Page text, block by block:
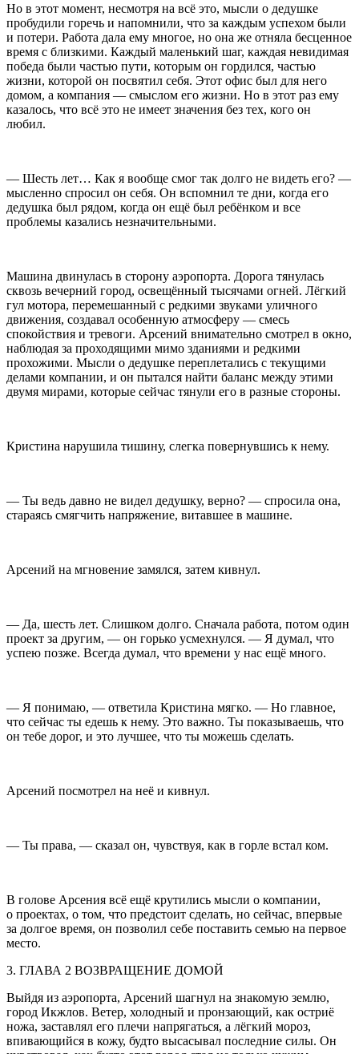
Но в этот момент, несмотря на всё это, мысли о дедушке
пробудили горечь и напомнили, что за каждым успехом были
и потери. Работа дала ему многое, но она же отняла бесценное
время с близкими. Каждый маленький шаг, каждая невидимая
победа были частью пути, которым он гордился, частью
жизни, которой он посвятил себя. Этот офис был для него
домом, а компания — смыслом его жизни. Но в этот раз ему
казалось, что всё это не имеет значения без тех, кого он
любил.
— Шесть лет… Как я вообще смог так долго не видеть его? —
мысленно спросил он себя. Он вспомнил те дни, когда его
дедушка был рядом, когда он ещё был ребёнком и все
проблемы казались незначительными.
Машина двинулась в сторону аэропорта. Дорога тянулась
сквозь вечерний город, освещённый тысячами огней. Лёгкий
гул мотора, перемешанный с редкими звуками уличного
движения, создавал особенную атмосферу — смесь
спокойствия и тревоги. Арсений внимательно смотрел в окно,
наблюдая за проходящими мимо зданиями и редкими
прохожими. Мысли о дедушке переплетались с текущими
делами компании, и он пытался найти баланс между этими
двумя мирами, которые сейчас тянули его в разные стороны.
Кристина нарушила тишину, слегка повернувшись к нему.
— Ты ведь давно не видел дедушку, верно? — спросила она,
стараясь смягчить напряжение, витавшее в машине.
Арсений на мгновение замялся, затем кивнул.
— Да, шесть лет. Слишком долго. Сначала работа, потом один
проект за другим, — он горько усмехнулся. — Я думал, что
успею позже. Всегда думал, что времени у нас ещё много.
— Я понимаю, — ответила Кристина мягко. — Но главное,
что сейчас ты едешь к нему. Это важно. Ты показываешь, что
он тебе дорог, и это лучшее, что ты можешь сделать.
Арсений посмотрел на неё и кивнул.
— Ты права, — сказал он, чувствуя, как в горле встал ком.
В голове Арсения всё ещё крутились мысли о компании,
о проектах, о том, что предстоит сделать, но сейчас, впервые
за долгое время, он позволил себе поставить семью на первое
место.
3. ГЛАВА 2 ВОЗВРАЩЕНИЕ ДОМОЙ
Выйдя из аэропорта, Арсений шагнул на знакомую землю,
город Икжлов. Ветер, холодный и пронзающий, как остриё
ножа, заставлял его плечи напрягаться, а лёгкий мороз,
впивающийся в кожу, будто высасывал последние силы. Он